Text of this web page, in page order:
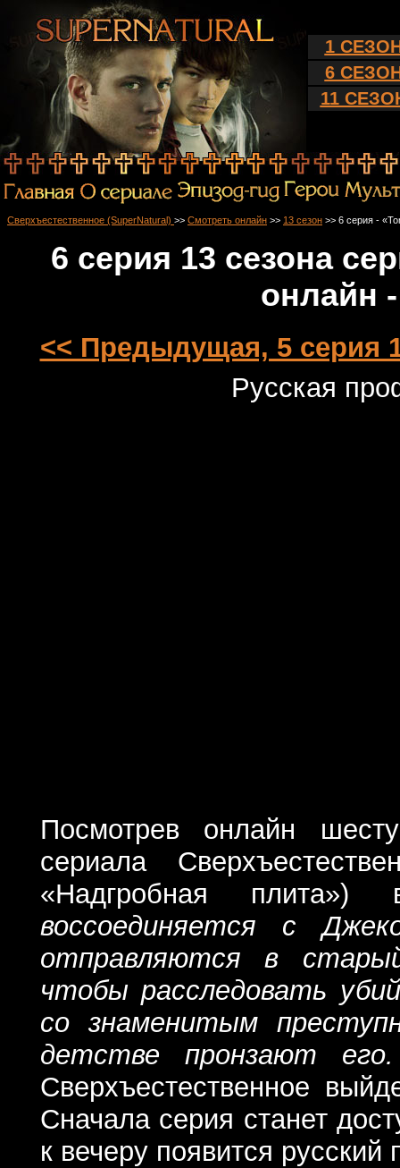
1
6
11
Сверхъестественное (SuperNatural) >> Смотреть онлайн >> 13 сезон >> 6 серия -
6 серия 13 сезона
онлайн
<< Предыдущая, 5 серия
Русская
Посмотрев онлайн
сериала
«Надгробная
воссоединяется с
отправляются в
чтобы расследовать
со знаменитым
детстве пронзают его.
Сверхъестественное
Сначала серия станет
к вечеру появится русский